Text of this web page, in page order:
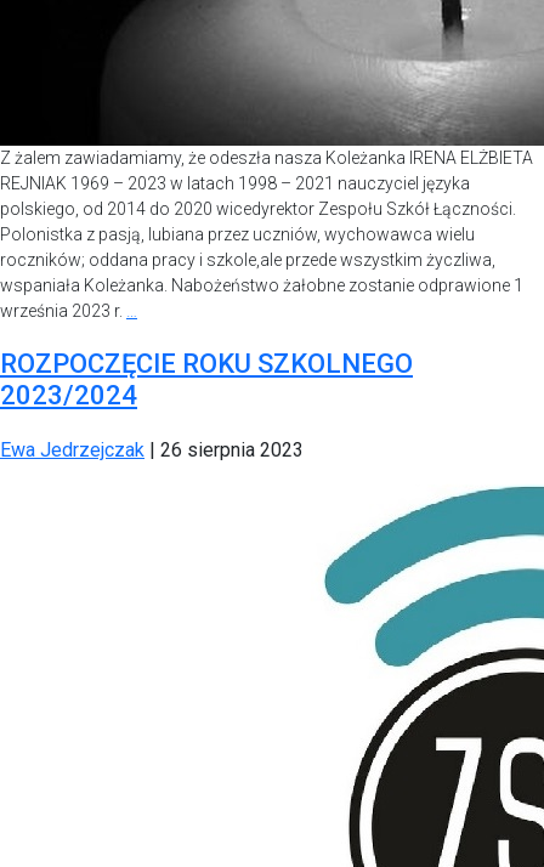
Z żalem zawiadamiamy, że odeszła nasza Koleżanka IRENA ELŻBIETA
REJNIAK 1969 – 2023 w latach 1998 – 2021 nauczyciel języka
polskiego, od 2014 do 2020 wicedyrektor Zespołu Szkół Łączności.
Polonistka z pasją, lubiana przez uczniów, wychowawca wielu
roczników; oddana pracy i szkole,ale przede wszystkim życzliwa,
wspaniała Koleżanka. Nabożeństwo żałobne zostanie odprawione 1
września 2023 r.
ROZPOCZĘCIE ROKU SZKOLNEGO
2023/2024
Ewa Jedrzejczak | 26 sierpnia 2023